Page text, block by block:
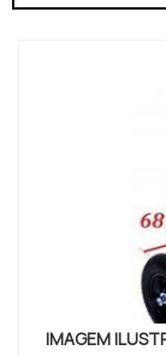
compra é mais assertiva.
Bento
IMAGEM